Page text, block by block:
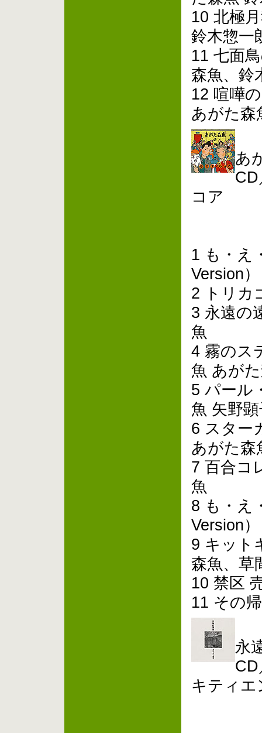
10 北極
鈴木惣一
11 七面
森魚、鈴
12 喧嘩
あがた森
あ
コア
1 も・え
Version
2 トリカ
3 永遠の
魚
4 霧のス
魚 あが
5 パール
魚 矢野
6 スター
あがた森
7 百合コ
魚
8 も・え
Version
9 キット
森魚、草
10 禁区
11 その
永
キティエ